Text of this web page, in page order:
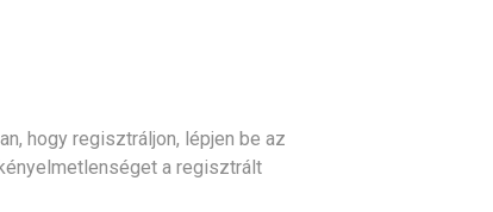
hogy regisztráljon, lépjen be az
a regisztrált